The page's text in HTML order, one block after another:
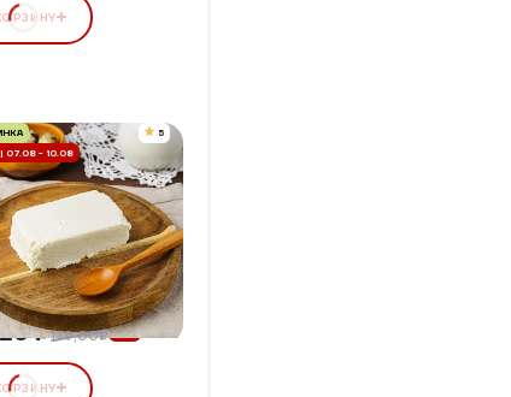
07.08 - 10.08
5
МАССА
180 г
₽179,00₽ 25%